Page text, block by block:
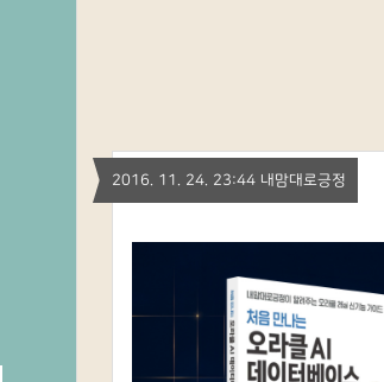
2016. 11. 24. 23:44 내맘대로긍정